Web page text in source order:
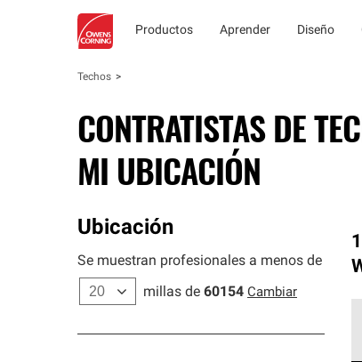
Productos Aprender Diseño
Techos
CONTRATISTAS DE
MI UBICACIÓN
Ubicación
Se muestran profesionales a menos de
millas de 60154 Cambiar